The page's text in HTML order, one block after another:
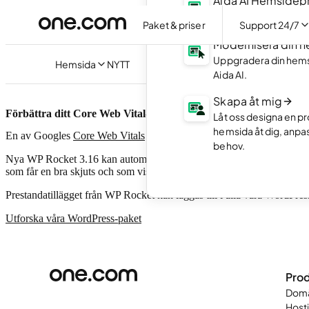
Paket & priser Support 24/7
Hemsida NYTT
Modernisera din
Uppgradera din
Aida AI.
Skapa åt mig
Låt oss designa en
hemsida åt dig,
behov.
Förbättra ditt Core Web Vital-betyg med WP Rocket 3.16
En av Googles Core Web Vitals kallas Largest Contentful Paint
Nya WP Rocket 3.16 kan automatiskt upptäcka och prioritera bilder
som får en bra skjuts och som visas snabbare!
Prestandatillägget från WP Rocket kan läggas till i alla våra
Utforska våra WordPress-paket